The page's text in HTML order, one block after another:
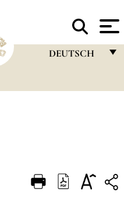
DEUTSCH
DEUTSCH